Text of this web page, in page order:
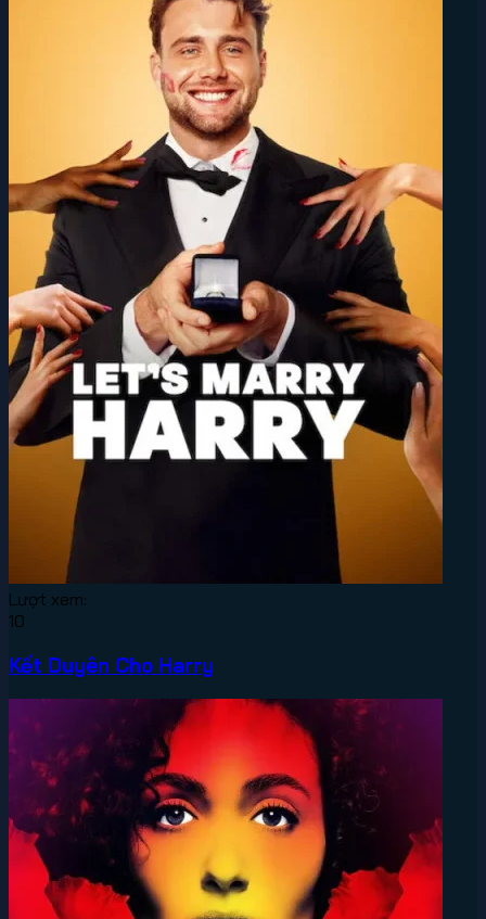
Lượt xem:
10
Kết Duyên Cho Harry